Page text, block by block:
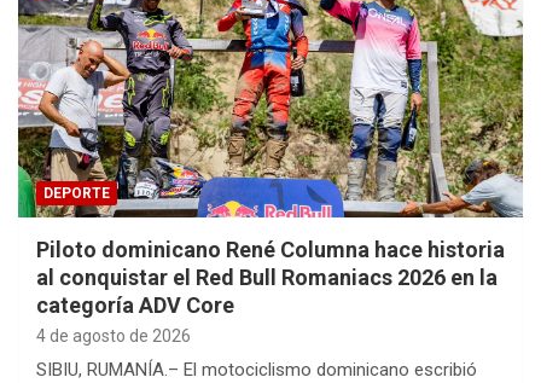
DEPORTE
Piloto dominicano René Columna hace historia
al conquistar el Red Bull Romaniacs 2026 en la
categoría ADV Core
4 de agosto de 2026
SIBIU, RUMANÍA.– El motociclismo dominicano escribió